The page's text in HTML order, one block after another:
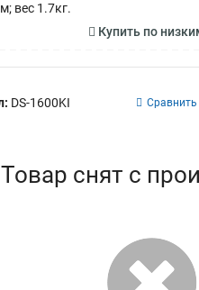
вес 1.7кг.
Купить по
DS-1600KI Сравнить
Товар снят с